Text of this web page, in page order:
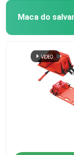
Maca do